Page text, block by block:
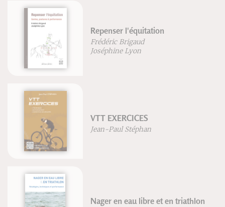
Repenser l'équitation
Frédéric Brigaud
Joséphine Lyon
VTT EXERCICES
Jean-Paul Stéphan
Nager en eau libre et en triathlon